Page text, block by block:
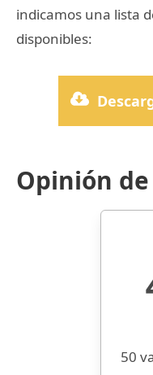
indicamos una lista
disponibles:
Opinión
50